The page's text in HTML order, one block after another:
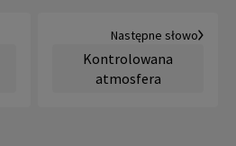
Następne słowo
Kontrolowana
atmosfera